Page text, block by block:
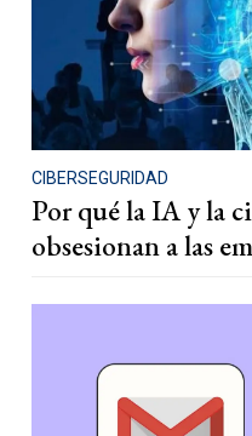
CIBERSEGURIDAD
Por qué la IA y la
obsesionan a las